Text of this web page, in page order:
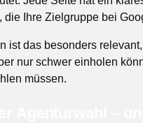
die Ihre Zielgruppe bei
ist das besonders
nur schwer einholen
müssen.